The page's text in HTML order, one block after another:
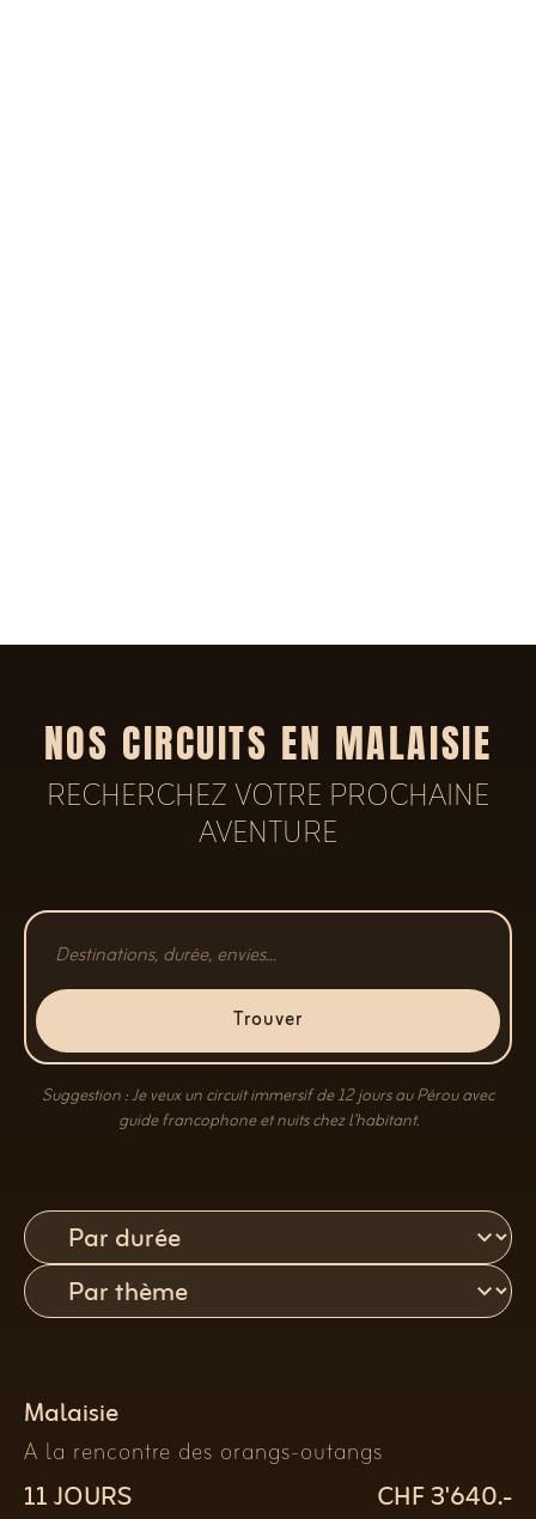
NOS CIRCUITS EN MALAISIE
RECHERCHEZ VOTRE PROCHAINE
AVENTURE
Trouver
Suggestion : Je veux un circuit immersif de 12 jours au Pérou avec
guide francophone et nuits chez l’habitant.
Malaisie
A la rencontre des orangs-outangs
11 JOURS CHF 3'640.-